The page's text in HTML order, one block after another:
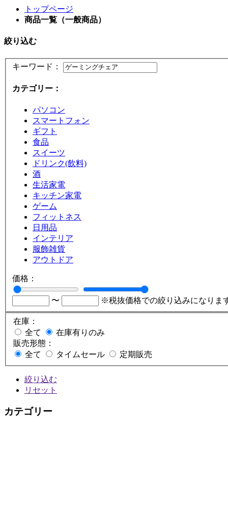
トップページ
商品一覧（一般商品）
絞り込む
キーワード：
カテゴリー：
パソコン
スマートフォン
ギフト
食品
スイーツ
ドリンク(飲料)
酒
生活家電
キッチン家電
ゲーム
フィットネス
日用品
インテリア
服飾雑貨
アウトドア
価格：
〜 ※税抜価格での絞り込みになりま
在庫：
全て
在庫有りのみ
販売形態：
全て
タイムセール 定期販売
絞り込む
リセット
カテゴリー